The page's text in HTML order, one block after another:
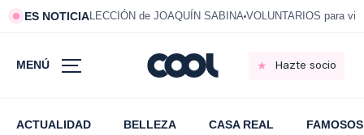
ES NOTICIALECCIÓN de JOAQUÍN SABINA VOLUNTARIOS para
MENÚ Hazte socio
ACTUALIDAD BELLEZA CASA REAL FAMOSOS